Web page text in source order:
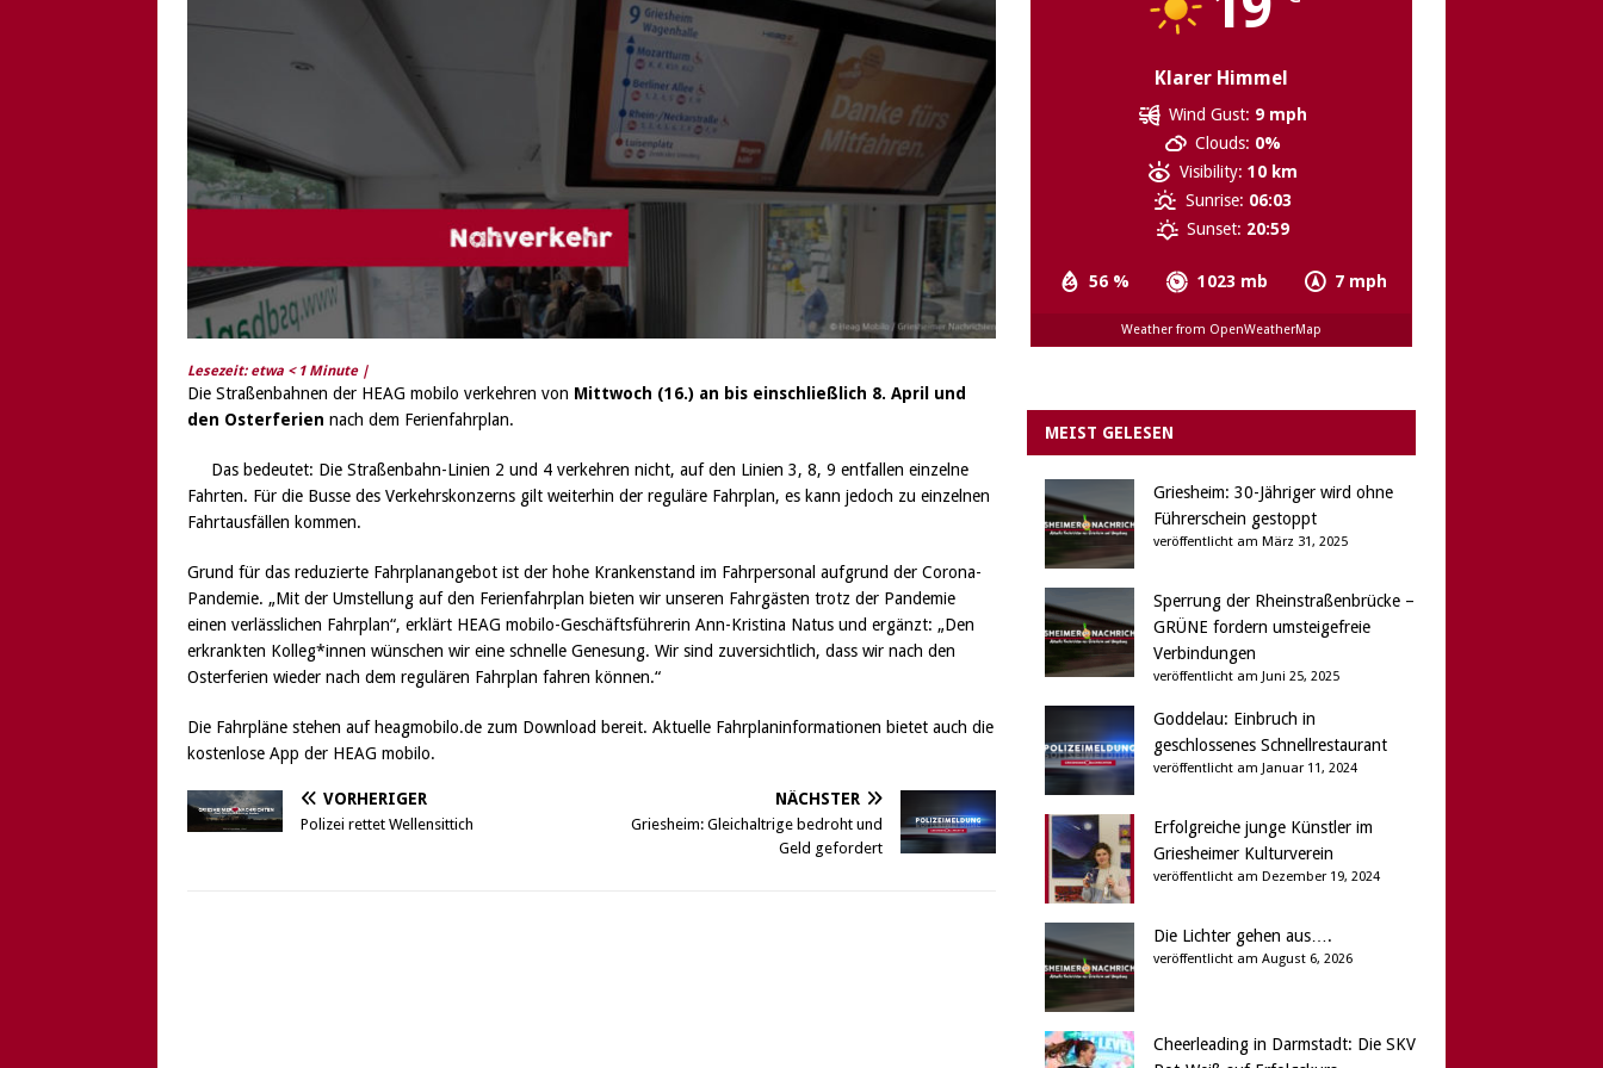
Die Lichter gehen aus…. IN EIGENER SACHE
Lesezeit: etwa < 1 Minute |
Die Straßenbahnen der HEAG mobilo verkehren von Mittwoch (16.) an bis einschließlich 8. April und
den Osterferien nach dem Ferienfahrplan.
Das bedeutet: Die Straßenbahn-Linien 2 und 4 verkehren nicht, auf den Linien 3, 8, 9 entfallen einzelne
Fahrten. Für die Busse des Verkehrskonzerns gilt weiterhin der reguläre Fahrplan, es kann jedoch zu einzelnen
Fahrtausfällen kommen.
Grund für das reduzierte Fahrplanangebot ist der hohe Krankenstand im Fahrpersonal aufgrund der Corona-
Pandemie. „Mit der Umstellung auf den Ferienfahrplan bieten wir unseren Fahrgästen trotz der Pandemie
einen verlässlichen Fahrplan“, erklärt HEAG mobilo-Geschäftsführerin Ann-Kristina Natus und ergänzt: „Den
erkrankten Kolleg*innen wünschen wir eine schnelle Genesung. Wir sind zuversichtlich, dass wir nach den
Osterferien wieder nach dem regulären Fahrplan fahren können.“
Die Fahrpläne stehen auf heagmobilo.de zum Download bereit. Aktuelle Fahrplaninformationen bietet auch die
kostenlose App der HEAG mobilo.
VORHERIGER
Polizei rettet Wellensittich
NÄCHSTER
Griesheim: Gleichaltrige bedroht und
Geld gefordert
Klarer Himmel
56 % 1023 mb 7 mph
Wind Gust: 9 mph
Clouds: 0%
Visibility: 10 km
Sunrise: 06:03
Sunset: 20:59
Weather from OpenWeatherMap
MEIST GELESEN
Griesheim: 30-Jähriger wird ohne
Führerschein gestoppt
veröffentlicht am März 31, 2025
Sperrung der Rheinstraßenbrücke –
GRÜNE fordern umsteigefreie
Verbindungen
veröffentlicht am Juni 25, 2025
Goddelau: Einbruch in
geschlossenes Schnellrestaurant
veröffentlicht am Januar 11, 2024
Erfolgreiche junge Künstler im
Griesheimer Kulturverein
veröffentlicht am Dezember 19, 2024
Die Lichter gehen aus….
veröffentlicht am August 6, 2026
Cheerleading in Darmstadt: Die SKV